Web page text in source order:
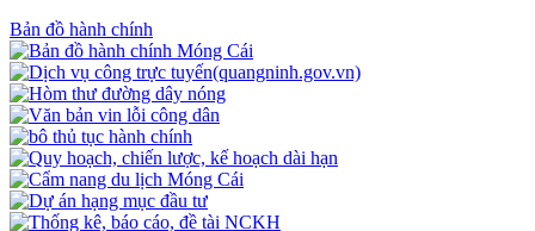
Bản đồ hành chính